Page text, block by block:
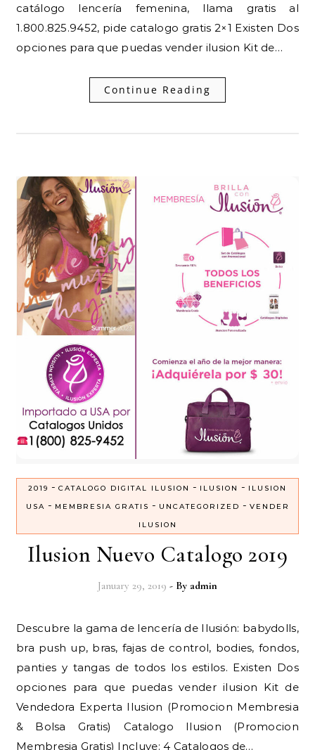
catálogo lencería femenina, llama gratis al
1.800.825.9452, pide catalogo gratis 2×1 Existen Dos
opciones para que puedas vender ilusion Kit de…
Continue Reading
2019 - CATALOGO DIGITAL ILUSION - ILUSION - ILUSION
USA - MEMBRESIA GRATIS - UNCATEGORIZED - VENDER
ILUSION
Ilusion Nuevo Catalogo 2019
January 29, 2019 - By admin
Descubre la gama de lencería de Ilusión: babydolls,
bra push up, bras, fajas de control, bodies, fondos,
panties y tangas de todos los estilos. Existen Dos
opciones para que puedas vender ilusion Kit de
Vendedora Experta Ilusion (Promocion Membresia
& Bolsa Gratis) Catalogo Ilusion (Promocion
Membresia Gratis) Incluye: 4 Catalogos de…